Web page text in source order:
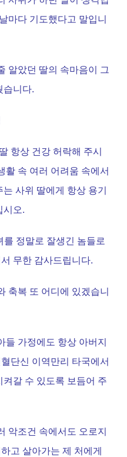
마다 기도했다고 말입니
알았던 딸의 속마음이 그
습니다.
항상 건강 허락해 주시
활 속 여러 어려움 속에서
사위 딸에게 항상 용기
시오.
를 정말로 잘생긴 놈들로
무한 감사드립니다.
축복 또 어디에 있겠습니
들 가정에도 항상 아버지
단신 이역만리 타국에서
갈 수 있도록 보듬어 주
악조건 속에서도 오로지
고 살아가는 제 처에게